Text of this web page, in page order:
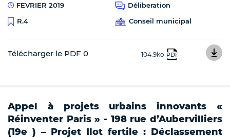
FEVRIER 2019
Déliberation
R.4
Conseil municipal
Télécharger le PDF 0 104.9ko PDF
Appel à projets urbains innovants «
Réinventer Paris » - 198 rue d’Aubervilliers
(19e ) – Projet Ilot fertile : Déclassement